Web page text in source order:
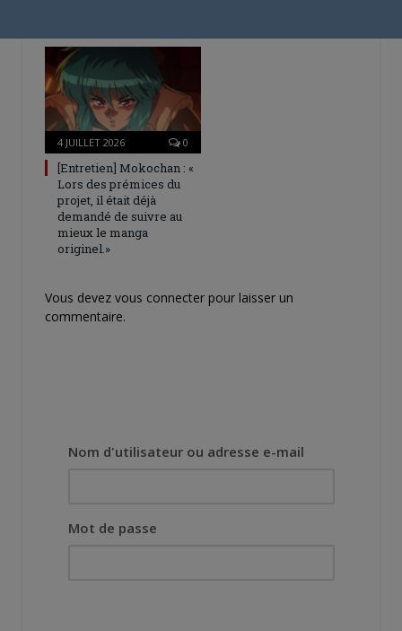
4 JUILLET 2026 0
[Entretien] Mokochan : «
Lors des prémices du
projet, il était déjà
demandé de suivre au
mieux le manga
originel.»
Vous devez vous connecter pour laisser un
commentaire.
Nom d'utilisateur ou adresse e-mail
Mot de passe